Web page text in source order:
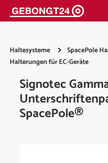
springen
Haltesysteme
SpacePole
Halterungen für EC-Geräte
Signotec
SpacePole®